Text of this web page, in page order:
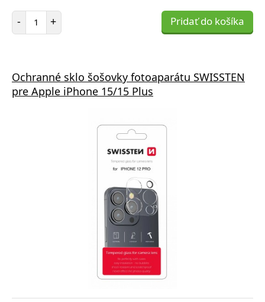
- Počet položiek
+ Pridať do košíka
Ochranné sklo šošovky fotoaparátu SWISSTEN
pre Apple iPhone 15/15 Plus